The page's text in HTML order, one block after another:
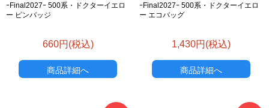
ｰFinal2027ｰ 500系・ドクターイエロ
ー ピンバッジ
660円(税込)
商品詳細へ
ｰFinal2027ｰ 500系・ドクターイエロ
ー エコバッグ
1,430円(税込)
商品詳細へ